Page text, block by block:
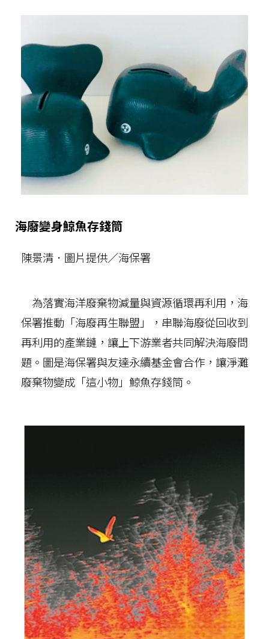
海廢變身鯨魚存錢筒
陳景清．圖片提供／海保署
為落實海洋廢棄物減量與資源循環再利用，海
保署推動「海廢再生聯盟」，串聯海廢從回收到
再利用的產業鏈，讓上下游業者共同解決海廢問
題。圖是海保署與友達永續基金會合作，讓淨灘
廢棄物變成「這小物」鯨魚存錢筒。